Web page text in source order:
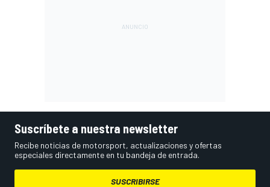
Suscríbete a nuestra newsletter
Recibe noticias de motorsport, actualizaciones y ofertas
especiales directamente en tu bandeja de entrada.
SUSCRIBIRSE